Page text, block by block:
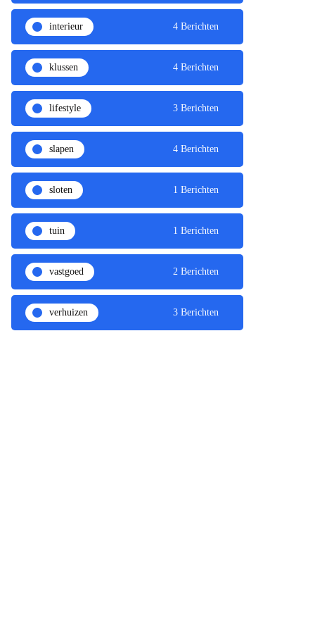
interieur 4 Berichten
klussen 4 Berichten
lifestyle 3 Berichten
slapen 4 Berichten
sloten 1 Berichten
tuin 1 Berichten
vastgoed 2 Berichten
verhuizen 3 Berichten